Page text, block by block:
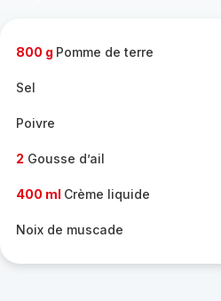
800 g Pomme de terre
Sel
Poivre
2 Gousse d’ail
400 ml Crème liquide
Noix de muscade